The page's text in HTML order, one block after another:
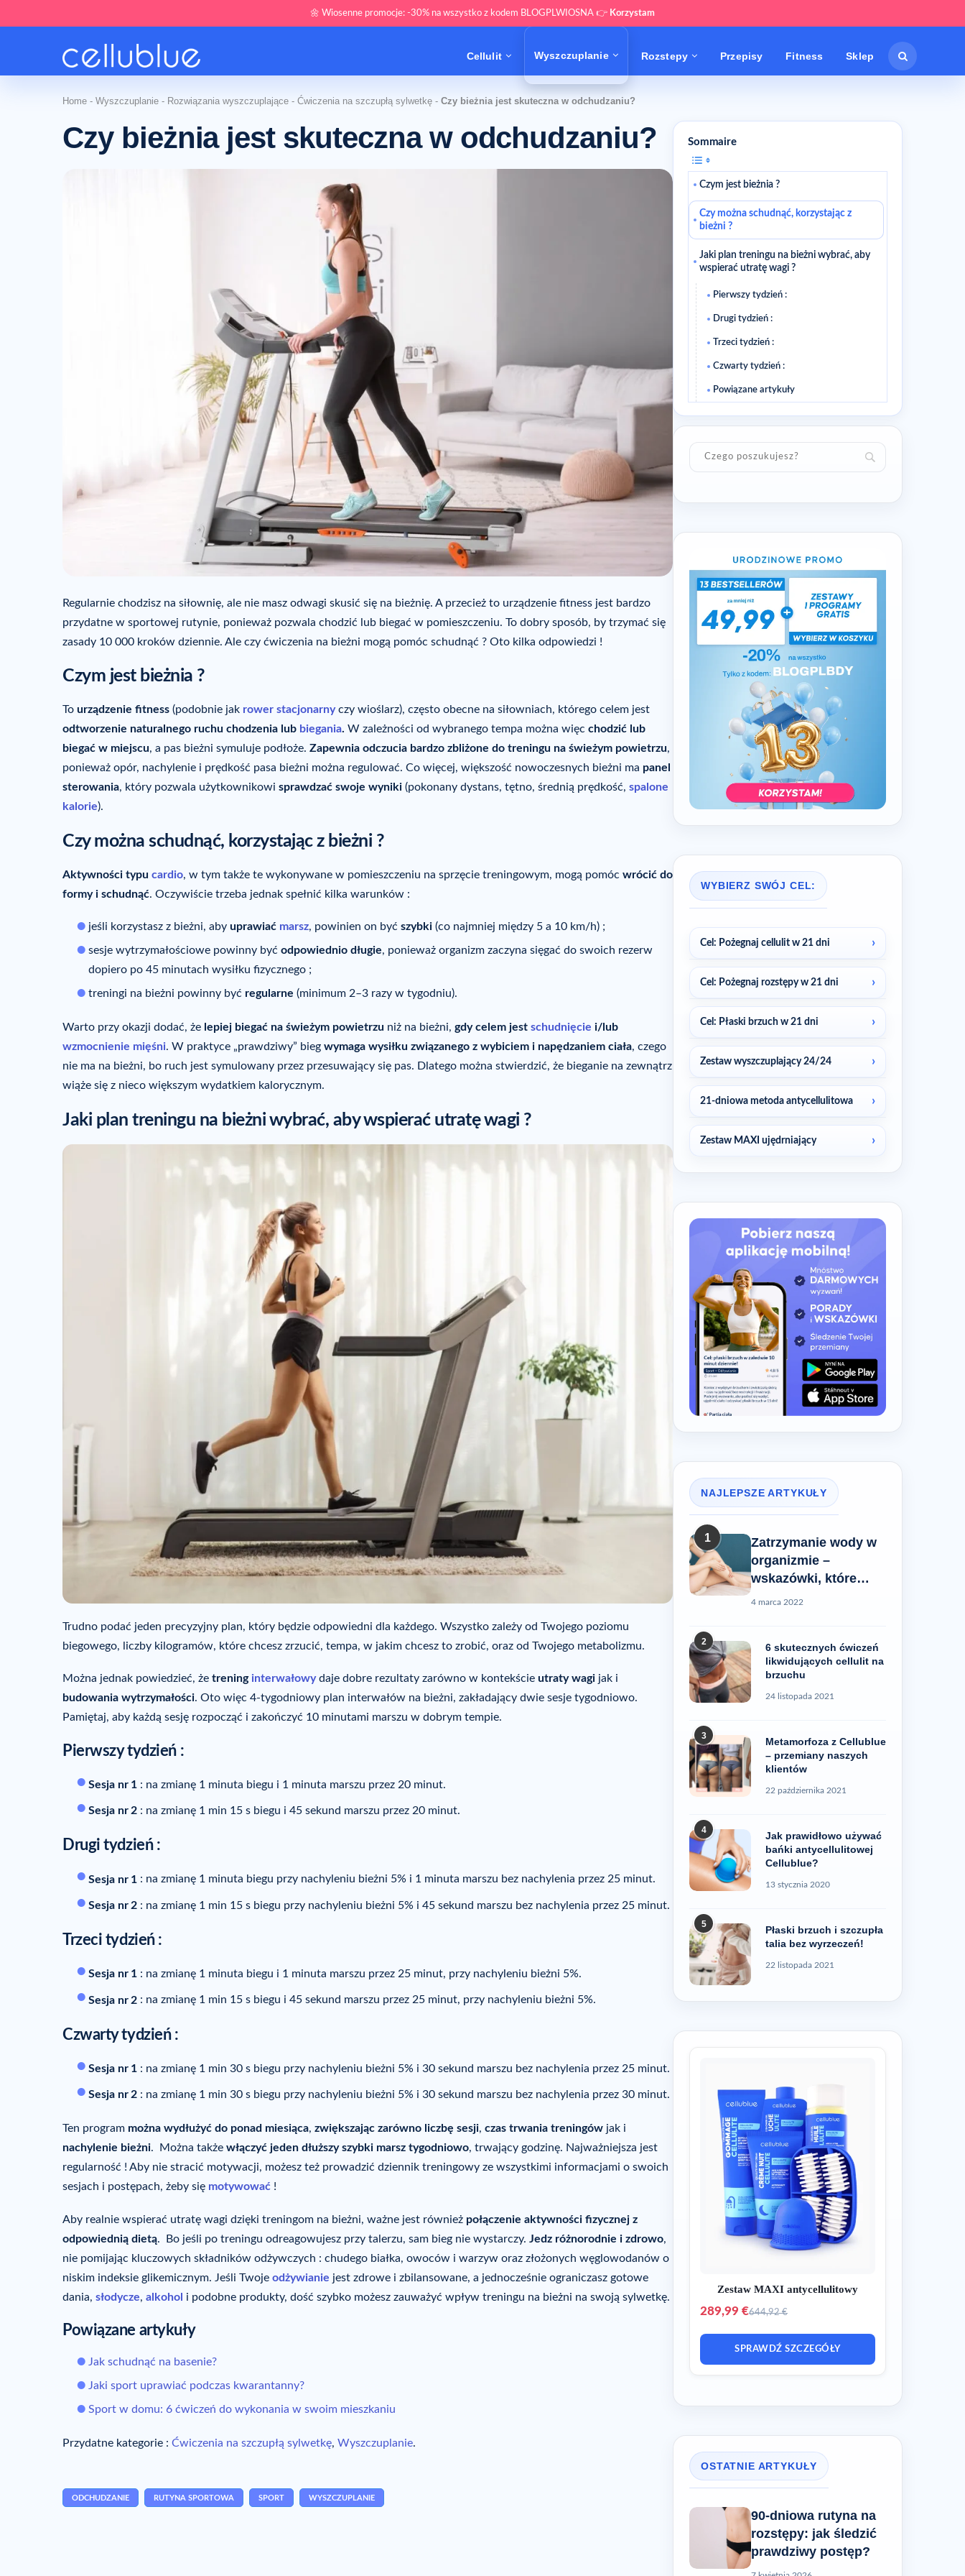
🌼 Wiosenne promocje: -30% na wszystko z kodem BLOGPLWIOSNA 👉 Korzystam
Cellulit Wyszczuplanie Rozstepy Przepisy Fitness Sklep
Home - Wyszczuplanie - Rozwiązania wyszczuplające - Ćwiczenia na szczupłą sylwetkę - Czy bieżnia jest skuteczna w odchudzaniu?
Czy bieżnia jest skuteczna w odchudzaniu?
Regularnie chodzisz na siłownię, ale nie masz odwagi skusić się na bieżnię. A przecież to urządzenie fitness jest bardzo
przydatne w sportowej rutynie, ponieważ pozwala chodzić lub biegać w pomieszczeniu. To dobry sposób, by trzymać się
zasady 10 000 kroków dziennie. Ale czy ćwiczenia na bieżni mogą pomóc schudnąć ? Oto kilka odpowiedzi !
Czym jest bieżnia ?
To urządzenie fitness (podobnie jak rower stacjonarnyczy wioślarz), często obecne na siłowniach, którego celem jest
odtworzenie naturalnego ruchu chodzenia lub biegania. W zależności od wybranego tempa można więc chodzić lub
biegać w miejscu, a pas bieżni symuluje podłoże. Zapewnia odczucia bardzo zbliżone do treningu na świeżym powietrzu,
ponieważ opór, nachylenie i prędkość pasa bieżni można regulować. Co więcej, większość nowoczesnych bieżni ma panel
sterowania, który pozwala użytkownikowi sprawdzać swoje wyniki (pokonany dystans, tętno, średnią prędkość, spalone
kalorie).
Czy można schudnąć, korzystając z bieżni ?
Aktywności typu cardio, w tym także te wykonywane w pomieszczeniu na sprzęcie treningowym, mogą pomóc wrócić do
formy i schudnąć. Oczywiście trzeba jednak spełnić kilka warunków :
jeśli korzystasz z bieżni, aby uprawiać marsz, powinien on być szybki (co najmniej między 5 a 10 km/h) ;
sesje wytrzymałościowe powinny być odpowiednio długie, ponieważ organizm zaczyna sięgać do swoich rezerw
dopiero po 45 minutach wysiłku fizycznego ;
treningi na bieżni powinny być regularne (minimum 2–3 razy w tygodniu).
Warto przy okazji dodać, że lepiej biegać na świeżym powietrzu niż na bieżni, gdy celem jest schudnięcie i/lub
wzmocnienie mięśni. W praktyce „prawdziwy” bieg wymaga wysiłku związanego z wybiciem i napędzaniem ciała, czego
nie ma na bieżni, bo ruch jest symulowany przez przesuwający się pas. Dlatego można stwierdzić, że bieganie na zewnątrz
wiąże się z nieco większym wydatkiem kalorycznym.
Jaki plan treningu na bieżni wybrać, aby wspierać utratę wagi ?
Trudno podać jeden precyzyjny plan, który będzie odpowiedni dla każdego. Wszystko zależy od Twojego poziomu
biegowego, liczby kilogramów, które chcesz zrzucić, tempa, w jakim chcesz to zrobić, oraz od Twojego metabolizmu.
Można jednak powiedzieć, że trening interwałowydaje dobre rezultaty zarówno w kontekście utraty wagi jak i
budowania wytrzymałości. Oto więc 4-tygodniowy plan interwałów na bieżni, zakładający dwie sesje tygodniowo.
Pamiętaj, aby każdą sesję rozpocząć i zakończyć 10 minutami marszu w dobrym tempie.
Pierwszy tydzień :
Sesja nr 1 : na zmianę 1 minuta biegu i 1 minuta marszu przez 20 minut.
Sesja nr2 : na zmianę 1 min 15 s biegu i 45 sekund marszu przez 20 minut.
Drugi tydzień :
Sesja nr 1 : na zmianę 1 minuta biegu przy nachyleniu bieżni 5% i 1 minuta marszu bez nachylenia przez 25 minut.
Sesja nr 2 : na zmianę 1 min 15 s biegu przy nachyleniu bieżni 5% i 45 sekund marszu bez nachylenia przez 25 minut.
Trzeci tydzień :
Sesja nr 1 : na zmianę 1 minuta biegu i 1 minuta marszu przez 25 minut, przy nachyleniu bieżni 5%.
Sesja nr 2 : na zmianę 1 min 15 s biegu i 45 sekund marszu przez 25 minut, przy nachyleniu bieżni 5%.
Czwarty tydzień :
Sesja nr 1 : na zmianę 1 min 30 s biegu przy nachyleniu bieżni 5% i 30 sekund marszu bez nachylenia przez 25 minut.
Sesja nr2 : na zmianę 1 min 30 s biegu przy nachyleniu bieżni 5% i 30 sekund marszu bez nachylenia przez 30 minut.
Ten program można wydłużyć do ponad miesiąca, zwiększając zarówno liczbę sesji, czas trwania treningów jak i
nachylenie bieżni. Można także włączyć jeden dłuższy szybki marsz tygodniowo, trwający godzinę. Najważniejsza jest
regularność ! Aby nie stracić motywacji, możesz też prowadzić dziennik treningowy ze wszystkimi informacjami o swoich
sesjach i postępach, żeby się motywować !
Aby realnie wspierać utratę wagi dzięki treningom na bieżni, ważne jest również połączenie aktywności fizycznej z
odpowiednią dietą. Bo jeśli po treningu odreagowujesz przy talerzu, sam bieg nie wystarczy. Jedz różnorodnie i zdrowo,
nie pomijając kluczowych składników odżywczych : chudego białka, owoców i warzyw oraz złożonych węglowodanów o
niskim indeksie glikemicznym. Jeśli Twoje odżywianie jest zdrowe i zbilansowane, a jednocześnie ograniczasz gotowe
dania, słodycze, alkohol i podobne produkty, dość szybko możesz zauważyć wpływ treningu na bieżni na swoją sylwetkę.
Powiązane artykuły
Jak schudnąć na basenie?
Jaki sport uprawiać podczas kwarantanny?
Sport w domu: 6 ćwiczeń do wykonania w swoim mieszkaniu
Przydatne kategorie : Ćwiczenia na szczupłą sylwetkę, Wyszczuplanie.
ODCHUDZANIE RUTYNA SPORTOWA SPORT WYSZCZUPLANIE
Sommaire
Czym jest bieżnia ?
Czy można schudnąć, korzystając z
bieżni ?
Jaki plan treningu na bieżni wybrać, aby
wspierać utratę wagi ?
Pierwszy tydzień :
Drugi tydzień :
Trzeci tydzień :
Czwarty tydzień :
Powiązane artykuły
WYBIERZ SWÓJ CEL:
Cel: Pożegnaj cellulit w 21 dni
Cel: Pożegnaj rozstępy w 21 dni
Cel: Płaski brzuch w 21 dni
Zestaw wyszczuplający 24/24
21-dniowa metoda antycellulitowa
Zestaw MAXI ujędrniający
NAJLEPSZE ARTYKUŁY
1
Zatrzymanie wody w
organizmie –
wskazówki, które
pomogą Ci rozwiązać
4 marca 2022
2
6 skutecznych ćwiczeń
likwidujących cellulit na
brzuchu
24 listopada 2021
3
Metamorfoza z Cellublue
– przemiany naszych
klientów
22 października 2021
4
Jak prawidłowo używać
bańki antycellulitowej
Cellublue?
13 stycznia 2020
5
Płaski brzuch i szczupła
talia bez wyrzeczeń!
22 listopada 2021
Zestaw MAXI antycellulitowy
289,99 €644,92 €
SPRAWDŹ SZCZEGÓŁY
OSTATNIE ARTYKUŁY
90-dniowa rutyna na
rozstępy: jak śledzić
prawdziwy postęp?